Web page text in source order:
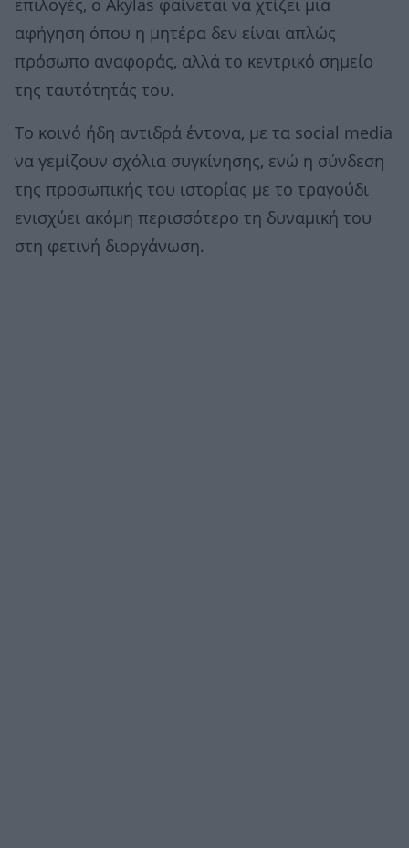
επιλογές, ο Akylas φαίνεται να χτίζει μια
αφήγηση όπου η μητέρα δεν είναι απλώς
πρόσωπο αναφοράς, αλλά το κεντρικό σημείο
της ταυτότητάς του.
Το κοινό ήδη αντιδρά έντονα, με τα social media
να γεμίζουν σχόλια συγκίνησης, ενώ η σύνδεση
της προσωπικής του ιστορίας με το τραγούδι
ενισχύει ακόμη περισσότερο τη δυναμική του
στη φετινή διοργάνωση.